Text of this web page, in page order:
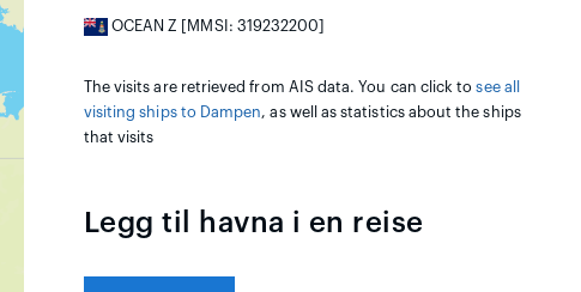
OCEAN Z [MMSI: 319232200]
The visits are retrieved from AIS data. You can click tosee all
visiting ships to Dampen, as well as statistics about the ships
that visits
Legg til havna i en reise